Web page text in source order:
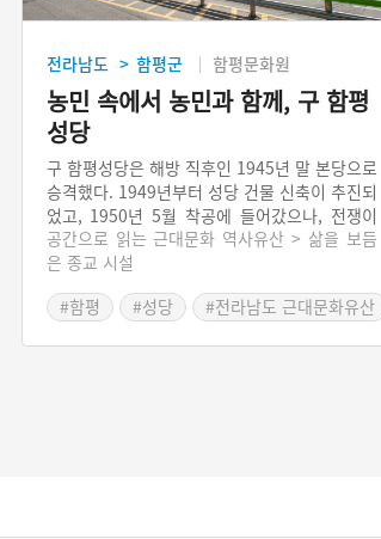
전라남도 > 함평군 함평문화원
농민 속에서 농민과 함께, 구 함평
성당
구 함평성당은 해방 직후인 1945년 말 본당으로
승격했다. 1949년부터 성당 건물 신축이 추진되
었고, 1950년 5월 착공에 들어갔으나, 전쟁이
발발해 중단되었다. 원래 1950년 8월 15일 해
방 5주년에 맞추어 봉헌될 예정이었던 성당은
군들의 방화로 소실되었다고 한다. 1951년 교황
공간으로 읽는 근대문화 역사유산 > 삶을 보듬
은 종교 시설
#함평
#성당
#전라남도 근대문화유산